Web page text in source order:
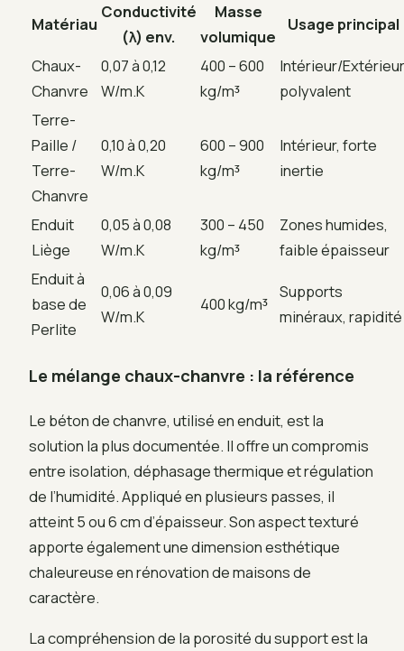
Matériau
Conductivité
(λ) env.
Masse
volumique
Usage principal
Chaux-
Chanvre
0,07 à 0,12
W/m.K
400 – 600
kg/m³
Intérieur/
polyvalent
Terre-
Paille /
Terre-
Chanvre
0,10 à 0,20
W/m.K
600 – 900
kg/m³
Intérieur, forte
inertie
Enduit
Liège
0,05 à 0,08
W/m.K
300 – 450
kg/m³
Zones humides,
faible épaisseur
Enduit à
base de
Perlite
0,06 à 0,09
W/m.K
400 kg/m³
Supports
minéraux, rapidité
Le mélange chaux-chanvre : la référence
Le béton de chanvre, utilisé en enduit, est la
solution la plus documentée. Il offre un compromis
entre isolation, déphasage thermique et régulation
de l’humidité. Appliqué en plusieurs passes, il
atteint 5 ou 6 cm d’épaisseur. Son aspect texturé
apporte également une dimension esthétique
chaleureuse en rénovation de maisons de
caractère.
La compréhension de la porosité du support est la